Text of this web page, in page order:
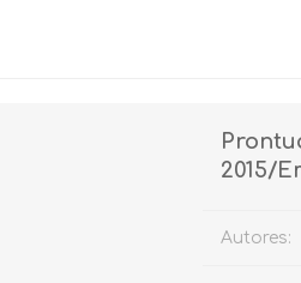
2015/
Autores: